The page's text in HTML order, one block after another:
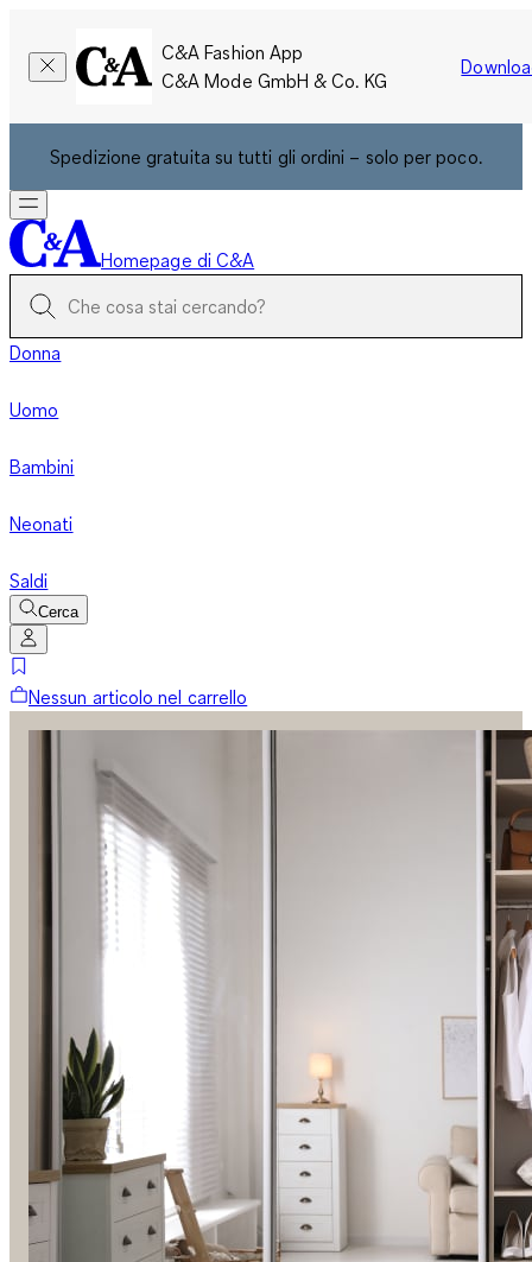
C&A Fashion App
C&A Mode GmbH & Co. KG
Spedizione gratuita su tutti gli ordini – solo per poco.
Homepage di C&A
Donna
Uomo
Bambini
Neonati
Saldi
Cerca
Nessun articolo nel carrello